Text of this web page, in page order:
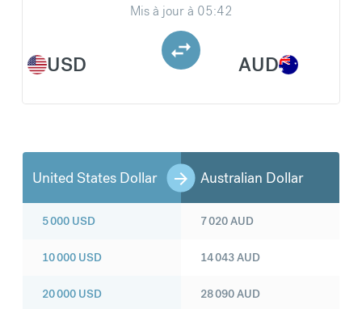
USD
Mis à jour à 05:42
AUD
United States Dollar Australian Dollar
5 000 USD
10 000 USD
20 000 USD
7 020AUD
14 043AUD
28 090AUD